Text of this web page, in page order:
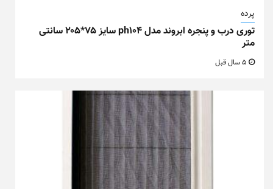
پرده
توری درب و پنجره ابروند مدل ph104 سایز ۷۵*۲۰۵ سانتی
متر